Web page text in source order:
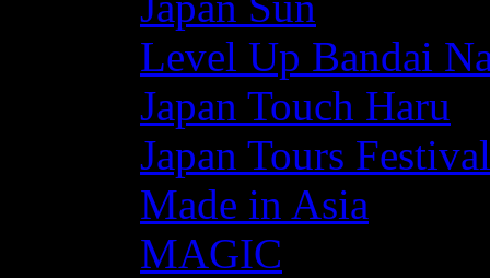
Level Up Bandai
Japan Touch Haru
Japan Tours Festival
Made in Asia
MAGIC